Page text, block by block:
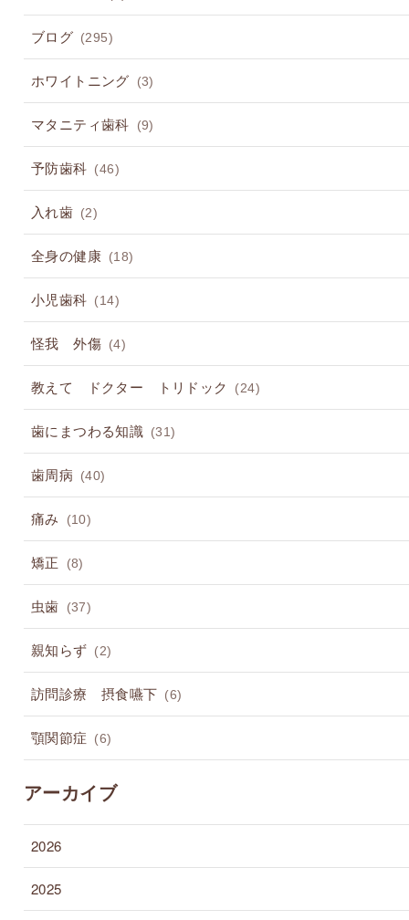
ブログ (295)
ホワイトニング (3)
マタニティ歯科 (9)
予防歯科 (46)
入れ歯 (2)
全身の健康 (18)
小児歯科 (14)
怪我 外傷 (4)
教えて ドクター トリドック (24)
歯にまつわる知識 (31)
歯周病 (40)
痛み (10)
矯正 (8)
虫歯 (37)
親知らず (2)
訪問診療 摂食嚥下 (6)
顎関節症 (6)
アーカイブ
2026
2025